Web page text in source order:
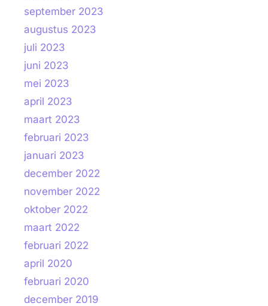
september 2023
augustus 2023
juli 2023
juni 2023
mei 2023
april 2023
maart 2023
februari 2023
januari 2023
december 2022
november 2022
oktober 2022
maart 2022
februari 2022
april 2020
februari 2020
december 2019